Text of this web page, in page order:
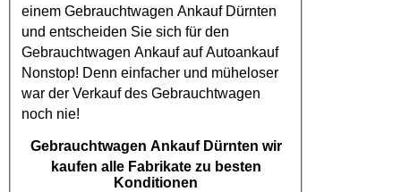
einem Gebrauchtwagen Ankauf Dürnten
und entscheiden Sie sich für den
Gebrauchtwagen AnkaufaufAutoankauf
Nonstop! Denn einfacher und müheloser
war der Verkauf des Gebrauchtwagen
noch nie!
Gebrauchtwagen Ankauf Dürnten wir
kaufen alle Fabrikate zu besten
Konditionen